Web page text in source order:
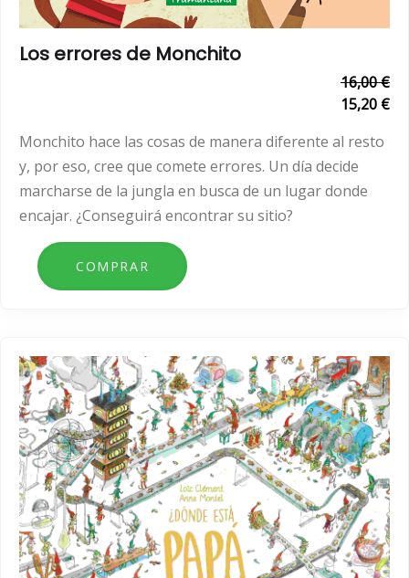
Los errores de Monchito
16,00 €
15,20 €
Monchito hace las cosas de manera diferente al resto
y, por eso, cree que comete errores. Un día decide
marcharse de la jungla en busca de un lugar donde
encajar. ¿Conseguirá encontrar su sitio?